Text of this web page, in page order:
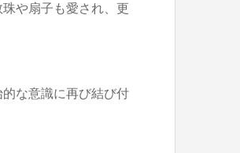
や扇子も愛され、更
な意識に再び結び付